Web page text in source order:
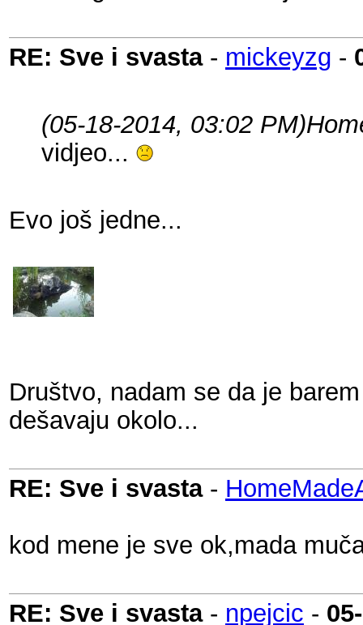
RE: Sve i svasta- mickeyzg -
(05-18-2014, 03:02 PM)
vidjeo...
Evo još jedne...
Društvo, nadam se da je
dešavaju okolo...
RE: Sve i svasta-
kod mene je sve ok,mada
RE: Sve i svasta- npejcic -